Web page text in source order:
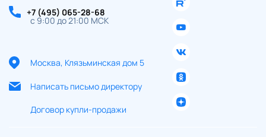
+7 (495) 065-28-68
с 9:00 до 21:00 МСК
Москва, Клязьминская дом 5
Написать письмо директору
Договор купли-продажи